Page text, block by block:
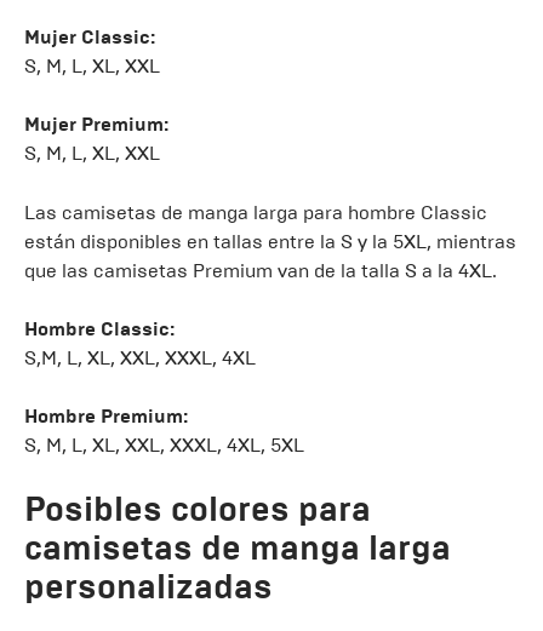
Mujer Classic:
S, M, L, XL, XXL
Mujer Premium:
S, M, L, XL, XXL
Las camisetas de manga larga para hombre Classic
están disponibles en tallas entre la S y la 5XL, mientras
que las camisetas Premium van de la talla S a la 4XL.
Hombre Classic:
S,M, L, XL, XXL, XXXL, 4XL
Hombre Premium:
S, M, L, XL, XXL, XXXL, 4XL, 5XL
Posibles colores para
camisetas de manga larga
personalizadas